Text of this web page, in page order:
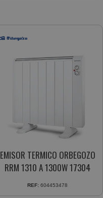
EMISOR TERMICO ORBEGOZO
RRM 1310 A 1300W 17304
REF: 604453478